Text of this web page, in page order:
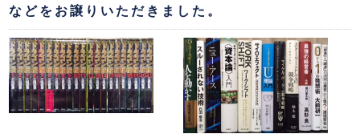
などをお譲りいただきました。